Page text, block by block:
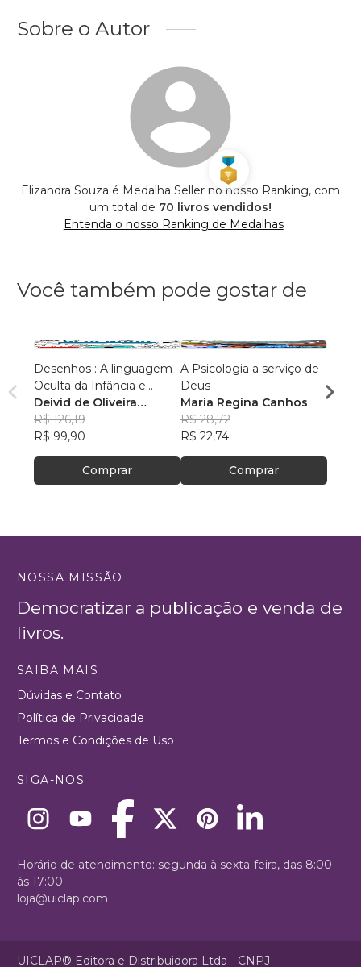
Sobre o Autor
Elizandra Souza é Medalha Seller no nosso Ranking, com
um total de 70 livros vendidos!
Entenda o nosso Ranking de Medalhas
Você também pode gostar de
Desenhos : A linguagem
Oculta da Infância e
Adolescência
Deivid de Oliveira
Barbosa
R$ 126,19
R$ 99,90
Comprar
A Psicologia a serviço de
Deus
Maria Regina Canhos
R$ 28,72
R$ 22,74
Comprar
NOSSA MISSÃO
Democratizar a publicação e venda de
livros.
SAIBA MAIS
Dúvidas e Contato
Política de Privacidade
Termos e Condições de Uso
SIGA-NOS
Horário de atendimento: segunda à sexta-feira, das 8:00
às 17:00
loja@uiclap.com
UICLAP® Editora e Distribuidora Ltda - CNPJ